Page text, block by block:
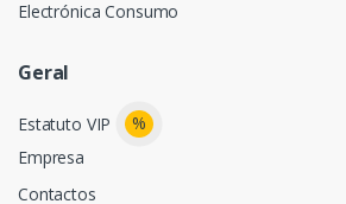
Electrónica Consumo
Geral
Estatuto VIP
%
Empresa
Contactos